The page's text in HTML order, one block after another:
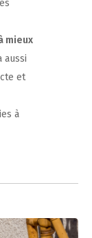
mieux
aussi
et
à